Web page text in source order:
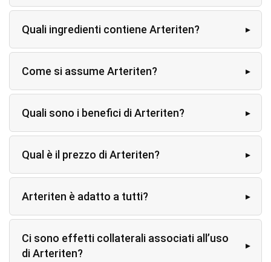
Quali ingredienti contiene Arteriten?
Come si assume Arteriten?
Quali sono i benefici di Arteriten?
Qual è il prezzo di Arteriten?
Arteriten è adatto a tutti?
Ci sono effetti collaterali associati all’uso
di Arteriten?